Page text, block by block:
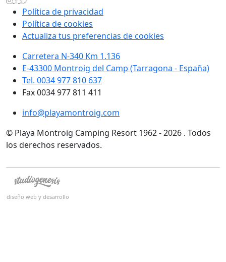
Política de privacidad
Política de cookies
Actualiza tus preferencias de cookies
Carretera N-340 Km 1.136
E-43300 Montroig del Camp (Tarragona - España)
Tel. 0034 977 810 637
Fax 0034 977 811 411
info@playamontroig.com
© Playa Montroig Camping Resort 1962 - 2026 . Todos
los derechos reservados.